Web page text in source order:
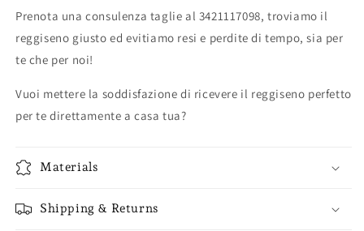
Prenota una consulenza taglie al 3421117098, troviamo il
reggiseno giusto ed evitiamo resi e perdite di tempo, sia per
te che per noi!
Vuoi mettere la soddisfazione di ricevere il reggiseno perfetto
per te direttamente a casa tua?
Materials
Shipping & Returns